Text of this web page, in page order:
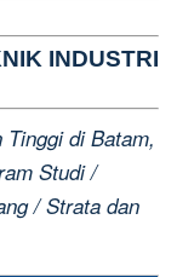
INDUSTRI
di Batam,
Studi /
/ Strata dan